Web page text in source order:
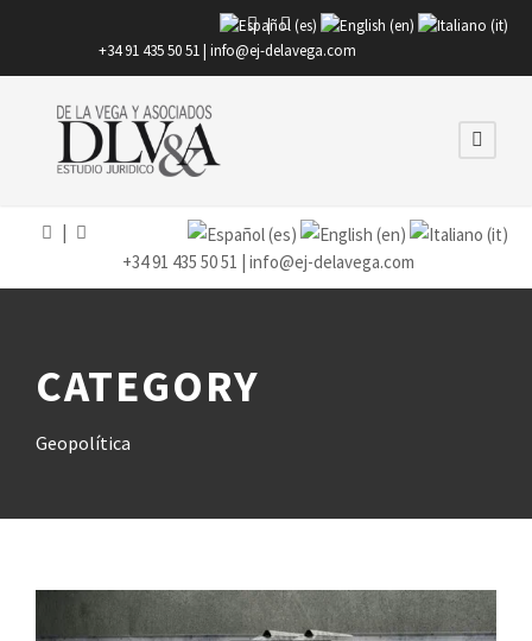
|
+34 91 435 50 51 | info@ej-delavega.com
+34 91 435 50 51 | info@ej-delavega.com
CATEGORY
Geopolítica